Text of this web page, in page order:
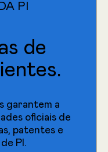
↓
de PI feita
PI
de
garantem a
oficiais de
patentes e
PI.